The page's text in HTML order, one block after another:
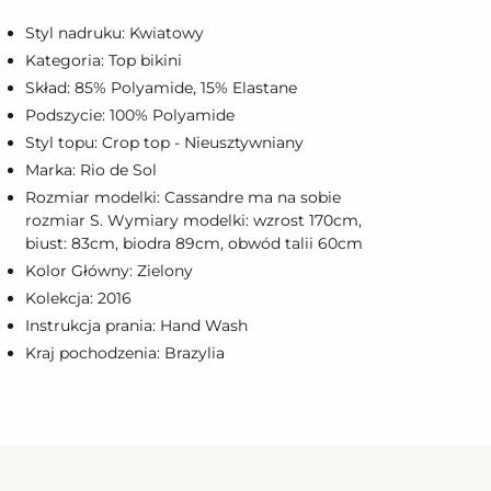
Styl nadruku: Kwiatowy
Kategoria: Top bikini
Skład: 85% Polyamide, 15% Elastane
Podszycie: 100% Polyamide
Styl topu: Crop top - Nieusztywniany
Marka: Rio de Sol
Rozmiar modelki: Cassandre ma na sobie
rozmiar S. Wymiary modelki: wzrost 170cm,
biust: 83cm, biodra 89cm, obwód talii 60cm
Kolor Główny: Zielony
Kolekcja: 2016
Instrukcja prania: Hand Wash
Kraj pochodzenia: Brazylia